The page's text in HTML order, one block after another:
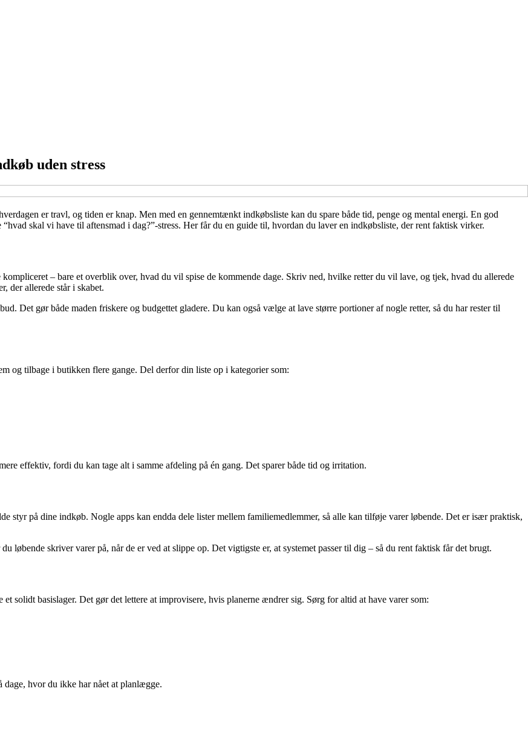
uden stress
er travl, og tiden er knap. Men med en gennemtænkt indkøbsliste kan du spare både tid, penge og mental energi. En god
skal vi have til aftensmad i dag?”-stress. Her får du en guide til, hvordan du laver en indkøbsliste, der rent faktisk virker.
– bare et overblik over, hvad du vil spise de kommende dage. Skriv ned, hvilke retter du vil lave, og tjek, hvad du allerede
der allerede står i skabet.
Det gør både maden friskere og budgettet gladere. Du kan også vælge at lave større portioner af nogle retter, så du har rester til
og tilbage i butikken flere gange. Del derfor din liste op i kategorier som:
effektiv, fordi du kan tage alt i samme afdeling på én gang. Det sparer både tid og irritation.
styr på dine indkøb. Nogle apps kan endda dele lister mellem familiemedlemmer, så alle kan tilføje varer løbende. Det er især praktisk,
skriver varer på, når de er ved at slippe op. Det vigtigste er, at systemet passer til dig – så du rent faktisk får det brugt.
solidt basislager. Det gør det lettere at improvisere, hvis planerne ændrer sig. Sørg for altid at have varer som:
dage, hvor du ikke har nået at planlægge.